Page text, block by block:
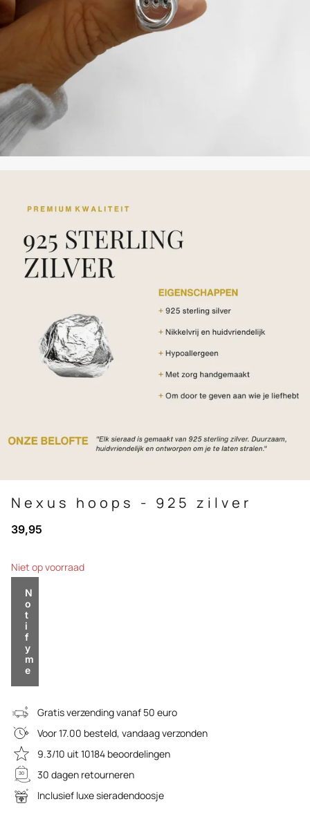
Nexus hoops - 925 zilver
39,95
Niet op voorraad
N
o
t
i
f
y
m
e
Gratis verzending vanaf 50 euro
Voor 17.00 besteld, vandaag verzonden
9.3/10 uit 10184 beoordelingen
30 dagen retourneren
Inclusief luxe sieradendoosje